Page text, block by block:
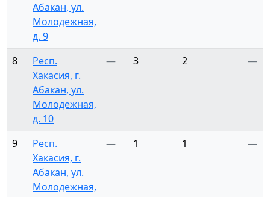
Абакан, ул.
Молодежная,
д. 9
8
Респ.
Хакасия, г.
Абакан, ул.
Молодежная,
д. 10
— 3 2 —
9
Респ.
Хакасия, г.
Абакан, ул.
Молодежная,
— 1 1 —